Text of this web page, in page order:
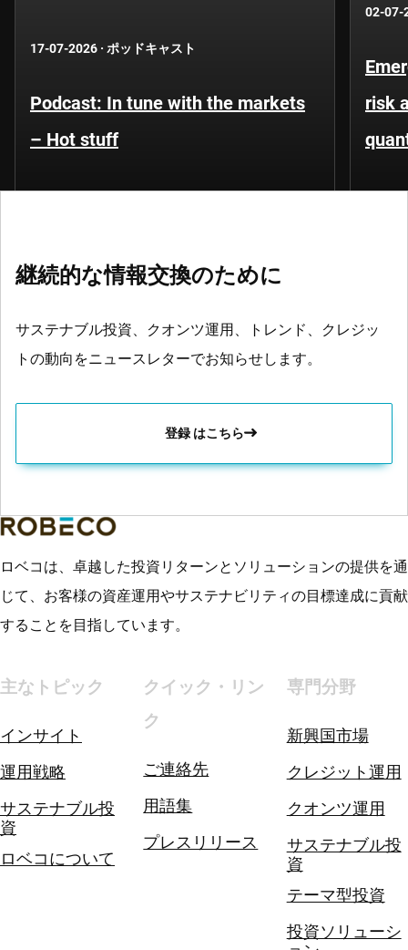
17-07-2026 · ポッドキャスト
Podcast: In tune with the markets
– Hot stuff
02-07-
risk
継続的な情報交換のために
サステナブル投資、クオンツ運用、トレンド、クレジッ
トの動向をニュースレターでお知らせします。
登録 はこちら
ロベコは、卓越した投資リターンとソリューションの提供を通
じて、お客様の資産運用やサステナビリティの目標達成に貢献
することを目指しています。
主なトピック
インサイト
運用戦略
サステナブル投
資
ロベコについて
クイック・リン
ク
ご連絡先
用語集
プレスリリース
専門分野
新興国市場
クレジット運用
クオンツ運用
サステナブル投
資
テーマ型投資
投資ソリューシ